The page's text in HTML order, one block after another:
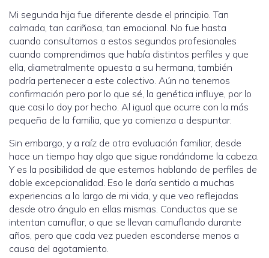
Mi segunda hija fue diferente desde el principio. Tan
calmada, tan cariñosa, tan emocional. No fue hasta
cuando consultamos a estos segundos profesionales
cuando comprendimos que había distintos perfiles y que
ella, diametralmente opuesta a su hermana, también
podría pertenecer a este colectivo. Aún no tenemos
confirmación pero por lo que sé, la genética influye, por lo
que casi lo doy por hecho. Al igual que ocurre con la más
pequeña de la familia, que ya comienza a despuntar.
Sin embargo, y a raíz de otra evaluación familiar, desde
hace un tiempo hay algo que sigue rondándome la cabeza.
Y es la posibilidad de que estemos hablando de perfiles de
doble excepcionalidad. Eso le daría sentido a muchas
experiencias a lo largo de mi vida, y que veo reflejadas
desde otro ángulo en ellas mismas. Conductas que se
intentan camuflar, o que se llevan camuflando durante
años, pero que cada vez pueden esconderse menos a
causa del agotamiento.